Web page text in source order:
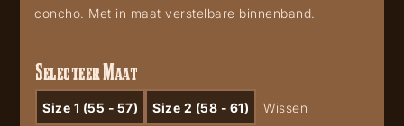
concho. Met in maat verstelbare binnenband.
Selecteer Maat
Size 1 (55 - 57) Size 2 (58 - 61) Wissen